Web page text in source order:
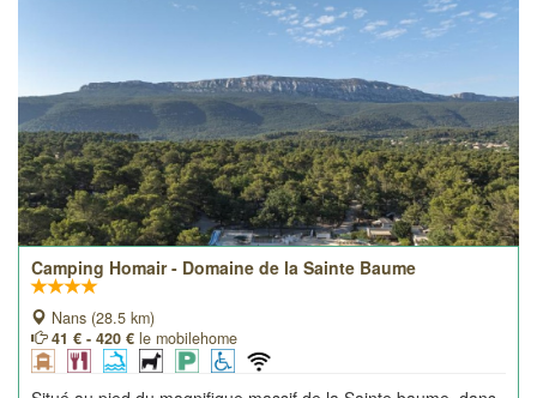
Camping Homair - Domaine de la Sainte Baume
Nans (28.5 km)
41 € - 420 € le mobilehome